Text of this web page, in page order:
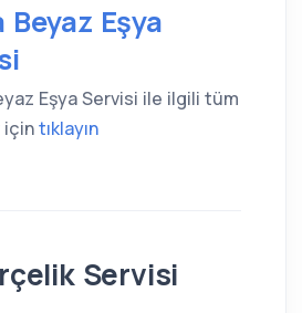
Beyaz Eşya
Eşya Servisi ile ilgili tüm
içintıklayın
Servisi